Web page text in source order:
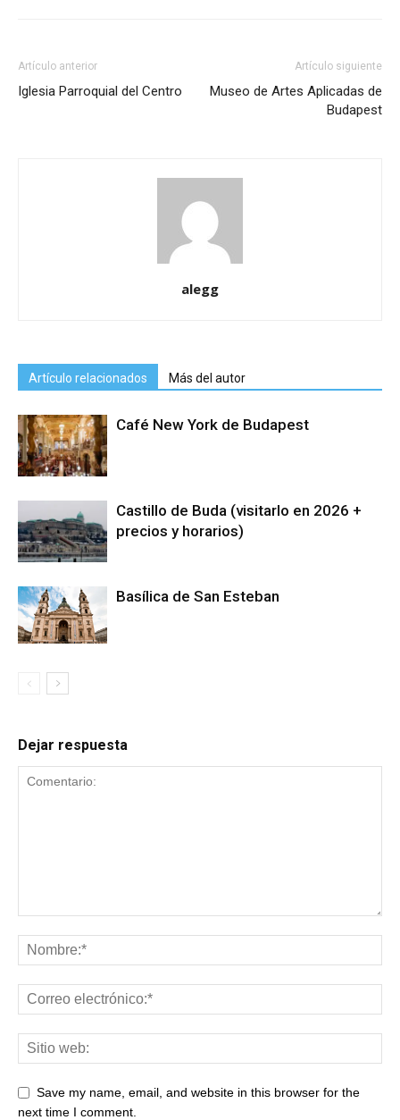
Artículo anterior
Iglesia Parroquial del Centro
Artículo siguiente
Museo de Artes Aplicadas de
Budapest
alegg
Artículo relacionados Más del autor
Café New York de Budapest
Castillo de Buda (visitarlo en 2026 +
precios y horarios)
Basílica de San Esteban
Dejar respuesta
Save my name, email, and website in this browser for the
next time I comment.